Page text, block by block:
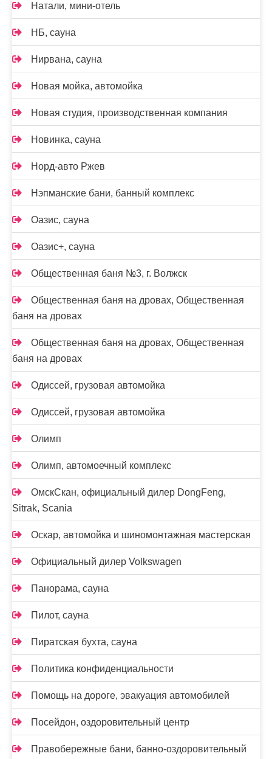
Натали, мини-отель
НБ, сауна
Нирвана, сауна
Новая мойка, автомойка
Новая студия, производственная компания
Новинка, сауна
Норд-авто Ржев
Нэпманские бани, банный комплекс
Оазис, сауна
Оазис+, сауна
Общественная баня №3, г. Волжск
Общественная баня на дровах, Общественная
баня на дровах
Общественная баня на дровах, Общественная
баня на дровах
Одиссей, грузовая автомойка
Одиссей, грузовая автомойка
Олимп
Олимп, автомоечный комплекс
ОмскСкан, официальный дилер DongFeng,
Sitrak, Scania
Оскар, автомойка и шиномонтажная мастерская
Официальный дилер Volkswagen
Панорама, сауна
Пилот, сауна
Пиратская бухта, сауна
Политика конфиденциальности
Помощь на дороге, эвакуация автомобилей
Посейдон, оздоровительный центр
Правобережные бани, банно-оздоровительный